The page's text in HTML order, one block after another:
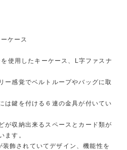
ケース
使用したキーケース、L字ファスナ
ー感覚でベルトループやバッグに取
は鍵を付ける６連の金具が付いてい
が収納出来るスペースとカード類が
ます。
飾されていてデザイン、機能性を